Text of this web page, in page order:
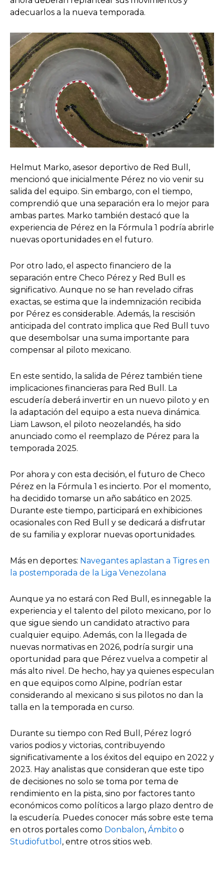
adecuarlos a la nueva temporada.
Helmut Marko, asesor deportivo de Red Bull,
mencionó que inicialmente Pérez no vio venir su
salida del equipo. Sin embargo, con el tiempo,
comprendió que una separación era lo mejor para
ambas partes. Marko también destacó que la
experiencia de Pérez en la Fórmula 1 podría abrirle
nuevas oportunidades en el futuro.
Por otro lado, el aspecto financiero de la
separación entre Checo Pérez y Red Bull es
significativo. Aunque no se han revelado cifras
exactas, se estima que la indemnización recibida
por Pérez es considerable. Además, la rescisión
anticipada del contrato implica que Red Bull tuvo
que desembolsar una suma importante para
compensar al piloto mexicano.
En este sentido, la salida de Pérez también tiene
implicaciones financieras para Red Bull. La
escudería deberá invertir en un nuevo piloto y en
la adaptación del equipo a esta nueva dinámica.
Liam Lawson, el piloto neozelandés, ha sido
anunciado como el reemplazo de Pérez para la
temporada 2025.
Por ahora y con esta decisión, el futuro de Checo
Pérez en la Fórmula 1 es incierto. Por el momento,
ha decidido tomarse un año sabático en 2025.
Durante este tiempo, participará en exhibiciones
ocasionales con Red Bull y se dedicará a disfrutar
de su familia y explorar nuevas oportunidades.
Más en deportes: Navegantes aplastan a Tigres en
la postemporada de la Liga Venezolana
Aunque ya no estará con Red Bull, es innegable la
experiencia y el talento del piloto mexicano, por lo
que sigue siendo un candidato atractivo para
cualquier equipo. Además, con la llegada de
nuevas normativas en 2026, podría surgir una
oportunidad para que Pérez vuelva a competir al
más alto nivel. De hecho, hay ya quienes especulan
en que equipos como Alpine, podrían estar
considerando al mexicano si sus pilotos no dan la
talla en la temporada en curso.
Durante su tiempo con Red Bull, Pérez logró
varios podios y victorias, contribuyendo
significativamente a los éxitos del equipo en 2022 y
2023. Hay analistas que consideran que este tipo
de decisiones no solo se toma por tema de
rendimiento en la pista, sino por factores tanto
económicos como políticos a largo plazo dentro de
la escudería. Puedes conocer más sobre este tema
en otros portales como Donbalon, Ámbito o
Studiofutbol , entre otros sitios web.